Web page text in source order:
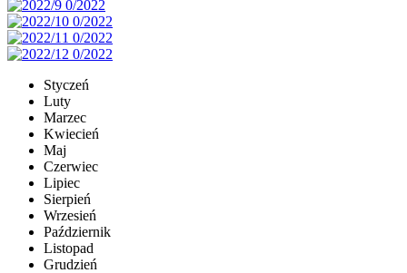
Styczeń
Luty
Marzec
Kwiecień
Maj
Czerwiec
Lipiec
Sierpień
Wrzesień
Październik
Listopad
Grudzień